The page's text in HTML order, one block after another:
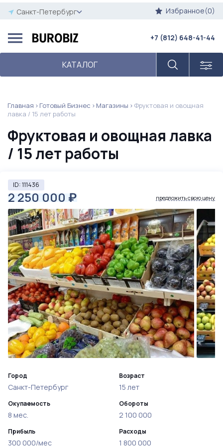
Санкт-Петербург Избранное(0)
КАТАЛОГ
+7 (812) 648-41-44
Главная Готовый Бизнес Магазины
Фруктовая и овощная
лавка / 15 лет работы
Фруктовая и овощная лавка
/ 15 лет работы
ID: 111436
2 250 000 ₽ предложить свою цену
Город
Санкт-Петербург
Окупаемость
8 мес.
Прибыль
300 000/мес
Возраст
15 лет
Обороты
2 100 000
Расходы
1 800 000